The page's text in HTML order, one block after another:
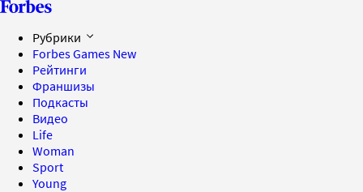
Рубрики
Forbes Games New
Рейтинги
Франшизы
Подкасты
Видео
Life
Woman
Sport
Young